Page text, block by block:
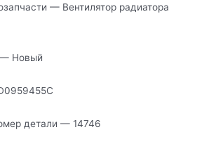
— Вентилятор радиатора
— Новый
детали — 14746